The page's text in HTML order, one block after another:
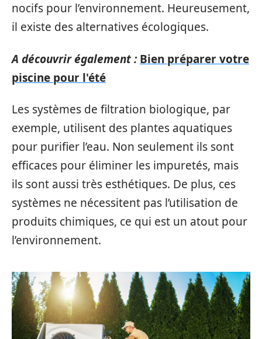
nocifs pour l’environnement. Heureusement,
il existe des alternatives écologiques.
A découvrir également : Bien préparer votre
piscine pour l'été
Les systèmes de filtration biologique, par
exemple, utilisent des plantes aquatiques
pour purifier l’eau. Non seulement ils sont
efficaces pour éliminer les impuretés, mais
ils sont aussi très esthétiques. De plus, ces
systèmes ne nécessitent pas l’utilisation de
produits chimiques, ce qui est un atout pour
l’environnement.